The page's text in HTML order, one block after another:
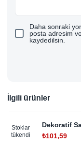
Daha sonraki
posta adresim
kaydedilsin.
İlgili ürünler
Stoklar
tükendi
Dekoratif
₺101,59